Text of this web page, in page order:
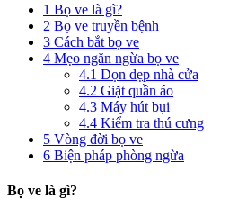
1 Bọ ve là gì?
2 Bọ ve truyền bệnh
3 Cách bắt bọ ve
4 Mẹo ngăn ngừa bọ ve
4.1 Dọn dẹp nhà cửa
4.2 Giặt quần áo
4.3 Máy hút bụi
4.4 Kiểm tra thú cưng
5 Vòng đời bọ ve
6 Biện pháp phòng ngừa
Bọ ve là gì?